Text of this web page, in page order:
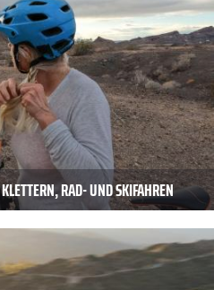
RAD- UND SKIFAHREN